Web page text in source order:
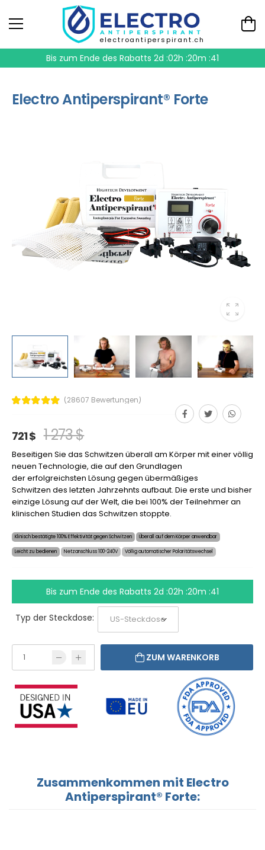
electroantiperspirant.ch
Bis zum Ende des Rabatts 2d :02h :20m :40
Electro Antiperspirant® Forte
(28607 Bewertungen)
721 $ 1 273 $
Beseitigen Sie das Schwitzen überall am Körper mit einer völlig
neuen Technologie, die auf den Grundlagen
der erfolgreichsten Lösung gegen übermäßiges
Schwitzen des letzten Jahrzehnts aufbaut. Die erste und bisher
einzige Lösung auf der Welt, die bei 100% der Teilnehmer an
klinischen Studien das Schwitzen stoppte.
Klinisch bestätigte 100% Effektivität gegen Schwitzen Überall auf dem Körper anwendbar
Leicht zu bedienen Netzanschluss 100-240V Völlig automatischer Polaritätswechsel
Bis zum Ende des Rabatts 2d :02h :20m :40
Typ der Steckdose:
ZUM WARENKORB
Zusammenkommen mit Electro
Antiperspirant® Forte: